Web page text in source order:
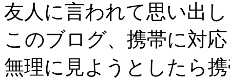
友人に言われて思い出
このブログ、携帯に対
無理に見ようとしたら